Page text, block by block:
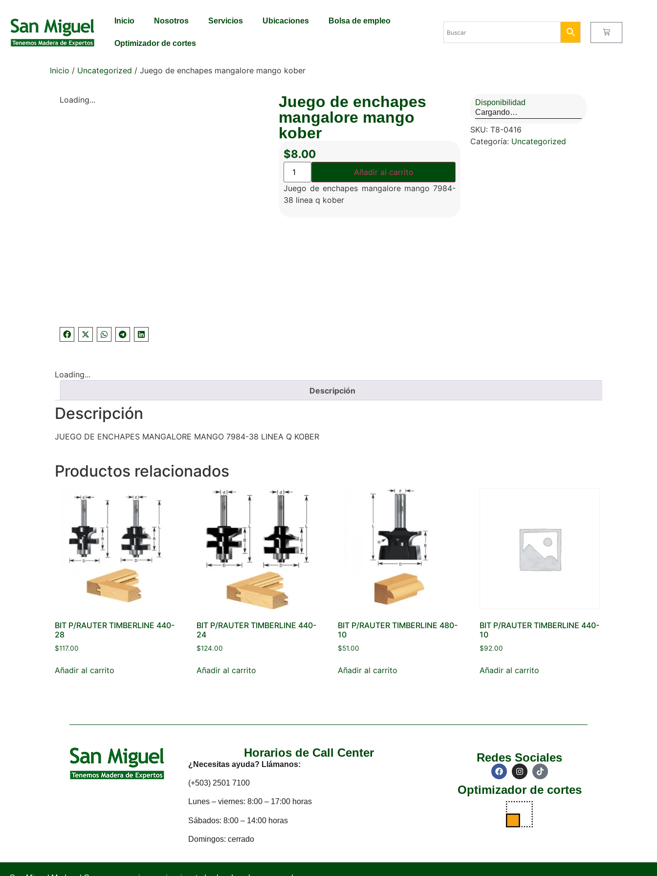
Inicio Nosotros Servicios Ubicaciones Bolsa de empleo
Optimizador de cortes
Inicio / Uncategorized / Juego de enchapes mangalore mango kober
Loading...
Juego de enchapes
mangalore mango
kober
$8.00
Añadir al carrito
Juego de enchapes mangalore mango 7984-
38 linea q kober
Disponibilidad
Cargando…
SKU: T8-0416
Categoría: Uncategorized
Loading...
Descripción
Descripción
JUEGO DE ENCHAPES MANGALORE MANGO 7984-38 LINEA Q KOBER
Productos relacionados
BIT P/RAUTER TIMBERLINE 440-
28
$117.00
Añadir al carrito
BIT P/RAUTER TIMBERLINE 440-
24
$124.00
Añadir al carrito
BIT P/RAUTER TIMBERLINE 480-
10
$51.00
Añadir al carrito
BIT P/RAUTER TIMBERLINE 440-
10
$92.00
Añadir al carrito
Horarios de Call Center
¿Necesitas ayuda? Llámanos:
(+503) 2501 7100
Lunes – viernes: 8:00 – 17:00 horas
Sábados: 8:00 – 14:00 horas
Domingos: cerrado
Redes Sociales
Optimizador de cortes